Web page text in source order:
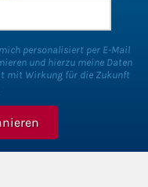
personalisiert per E-Mail
und hierzu meine Daten
mit Wirkung für die Zukunft